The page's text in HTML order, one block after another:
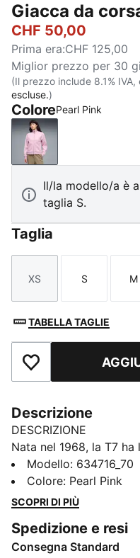
Giacca da
CHF 50,00
Prima era:CHF 125,00
Miglior prezzo per 30
(Il prezzo include 8.1% IVA,
escluse.)
ColorePearl Pink
Pearl Pink
Il/la modello/a è
taglia S.
Taglia
Taglia
XS
Taglia
S M
TABELLA TAGLIE
Aggiungi ai Preferiti
Descrizione
DESCRIZIONE
Nata nel 1968, la T7
dello streetwear. Con i
laterali, le linee pulite e
T7 ha raggiunto lo
di colori audaci,
logo PUMA Cat
Modello: 634716_70
Colore: Pearl Pink
SCOPRI DI PIÙ
Spedizione e resi
Consegna Standard